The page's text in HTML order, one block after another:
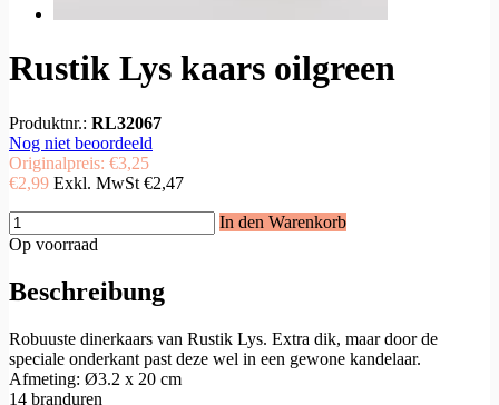
Rustik Lys kaars oilgreen
Produktnr.: RL32067
Nog niet beoordeeld
Originalpreis: €3,25
€2,99 Exkl. MwSt €2,47
In den Warenkorb
Op voorraad
Beschreibung
Robuuste dinerkaars van Rustik Lys. Extra dik, maar door de
speciale onderkant past deze wel in een gewone kandelaar.
Afmeting: Ø3.2 x 20 cm
14 branduren